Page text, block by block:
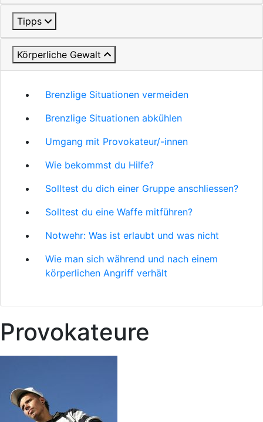
Tipps
Körperliche Gewalt
Brenzlige Situationen vermeiden
Brenzlige Situationen abkühlen
Umgang mit Provokateur/-innen
Wie bekommst du Hilfe?
Solltest du dich einer Gruppe anschliessen?
Solltest du eine Waffe mitführen?
Notwehr: Was ist erlaubt und was nicht
Wie man sich während und nach einem
körperlichen Angriff verhält
Provokateure